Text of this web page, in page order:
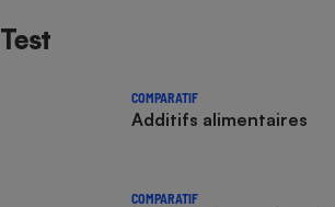
Test
COMPARATIF
Additifs alimentaires
COMPARATIF